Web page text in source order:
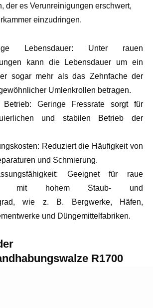
der es Verunreinigungen erschwert,
einzudringen.
Lebensdauer: Unter rauen
kann die Lebensdauer um ein
sogar mehr als das Zehnfache der
Umlenkrollen betragen.
Betrieb: Geringe Fressrate sorgt für
und stabilen Betrieb der
Reduziert die Häufigkeit von
und Schmierung.
Geeignet für raue
mit hohem Staub- und
wie z. B. Bergwerke, Häfen,
und Düngemittelfabriken.
R1700